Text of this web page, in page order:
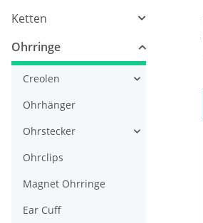
Ketten
Ohrringe
Creolen
Ohrhänger
Ohrstecker
Ohrclips
Magnet Ohrringe
Ear Cuff